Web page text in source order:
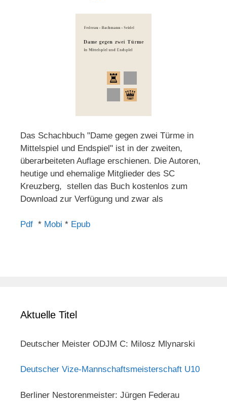
Das Schachbuch "Dame gegen zwei Türme in
Mittelspiel und Endspiel" ist in der zweiten,
überarbeiteten Auflage erschienen. Die Autoren,
heutige und ehemalige Mitglieder des SC
Kreuzberg, stellen das Buch kostenlos zum
Download zur Verfügung und zwar als
Pdf * Mobi * Epub
Aktuelle Titel
Deutscher Meister ODJM C: Milosz Mlynarski
Deutscher Vize-Mannschaftsmeisterschaft U10
Berliner Nestorenmeister: Jürgen Federau